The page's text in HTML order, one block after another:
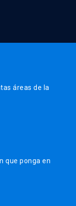
áreas de la
que ponga en